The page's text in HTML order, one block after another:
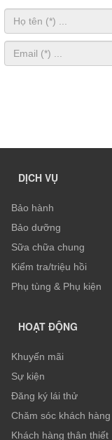
DỊCH VỤ
Bảo hành
Bảo dưỡng
Sữa chữa chung
Kiểm tra/triệu hồi
Phụ tùng & Phụ kiện
HOẠT ĐỘNG
Khuyến mãi
Sự kiện
Đăng ký lái thử
Chăm sóc khách hàng
Khách hàng thân thiết